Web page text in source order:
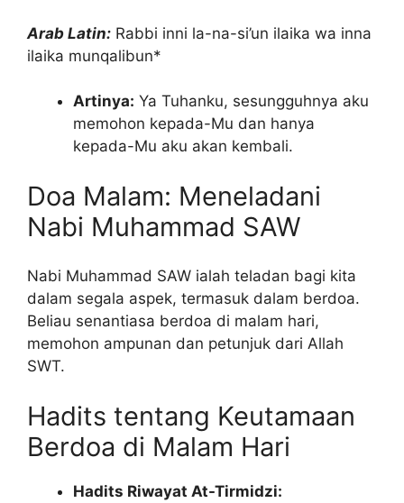
Arab Latin: Rabbi inni la-na-si’un ilaika wa inna
ilaika munqalibun*
Artinya: Ya Tuhanku, sesungguhnya aku
memohon kepada-Mu dan hanya
kepada-Mu aku akan kembali.
Doa Malam: Meneladani
Nabi Muhammad SAW
Nabi Muhammad SAW ialah teladan bagi kita
dalam segala aspek, termasuk dalam berdoa.
Beliau senantiasa berdoa di malam hari,
memohon ampunan dan petunjuk dari Allah
SWT.
Hadits tentang Keutamaan
Berdoa di Malam Hari
Hadits Riwayat At-Tirmidzi: